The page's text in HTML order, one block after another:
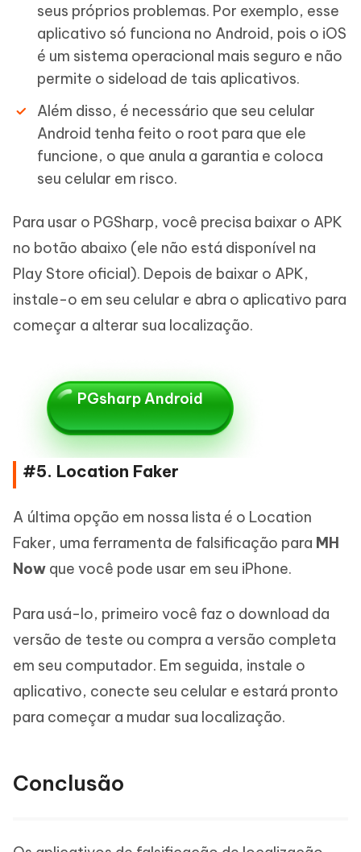
seus próprios problemas. Por exemplo, esse
aplicativo só funciona no Android, pois o iOS
é um sistema operacional mais seguro e não
permite o sideload de tais aplicativos.
Além disso, é necessário que seu celular
Android tenha feito o root para que ele
funcione, o que anula a garantia e coloca
seu celular em risco.
Para usar o PGSharp, você precisa baixar o APK
no botão abaixo (ele não está disponível na
Play Store oficial). Depois de baixar o APK,
instale-o em seu celular e abra o aplicativo para
começar a alterar sua localização.
PGsharp Android
#5. Location Faker
A última opção em nossa lista é o Location
Faker, uma ferramenta de falsificação para MH
Now que você pode usar em seu iPhone.
Para usá-lo, primeiro você faz o download da
versão de teste ou compra a versão completa
em seu computador. Em seguida, instale o
aplicativo, conecte seu celular e estará pronto
para começar a mudar sua localização.
Conclusão